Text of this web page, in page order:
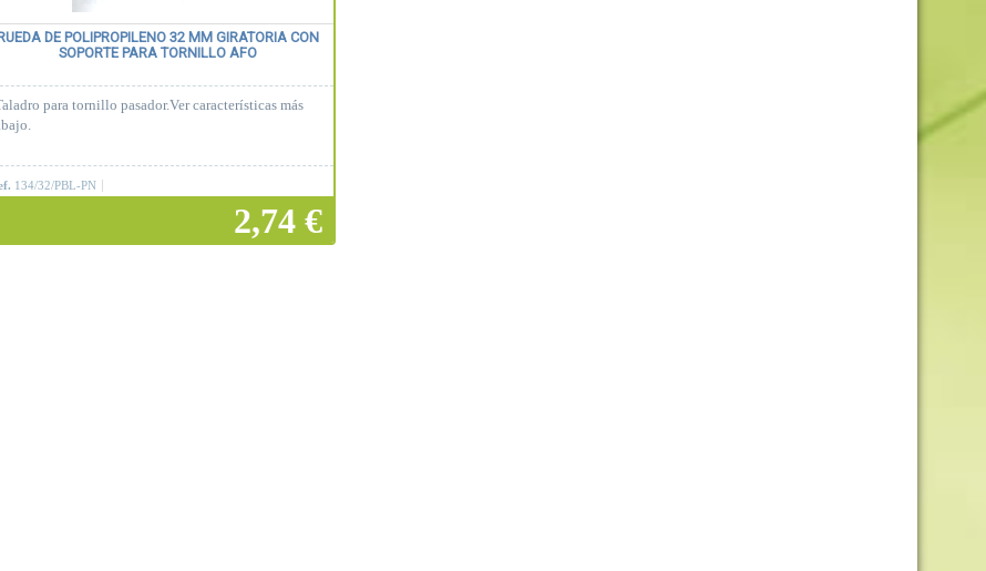
DE POLIPROPILENO 32 MM GIRATORIA CON
SOPORTE PARA TORNILLO AFO
para tornillo pasador.Ver características más
134/32/PBL-PN
2,74 €